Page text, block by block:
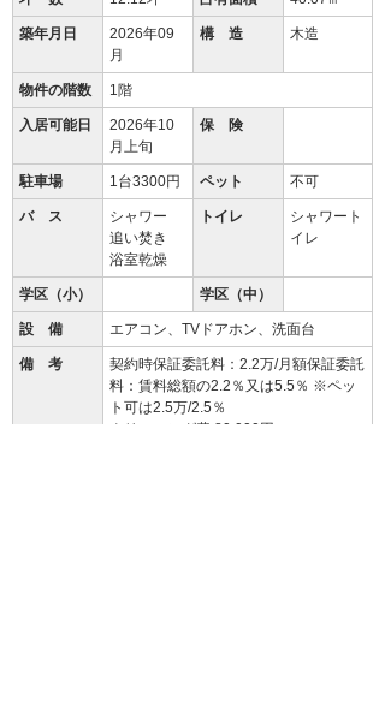
築年月日
2026年09
月
構 造 木造
物件の階数 1階
入居可能日
2026年10
月上旬
保 険
駐車場 1台3300円 ペット 不可
バ ス
シャワー
追い焚き
浴室乾燥
トイレ
シャワート
イレ
学区（小） 学区（中）
設 備 エアコン、TVドアホン、洗面台
備 考
契約時保証委託料：2.2万/月額保証委託
料：賃料総額の2.2％又は5.5％ ※ペッ
ト可は2.5万/2.5％
クリーニング費 80,000円